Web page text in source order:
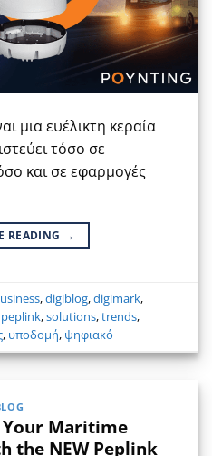
μια ευέλικτη κεραία
τόσο σε
και σε εφαρμογές
READING →
,digiblog,digimark,
peplink,solutions,trends,
, υποδομή, ψηφιακό
Your Maritime
the NEW Peplink